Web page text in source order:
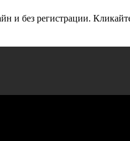
и без регистрации.